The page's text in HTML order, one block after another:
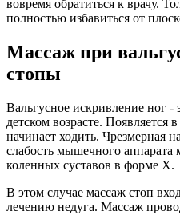
вовремя обратиться к врачу.
полностью избавиться от
Массаж при
стопы
Вальгусное искривление ног
детском возрасте. Появляется
начинает ходить. Чрезмерная
слабость мышечного аппарата
коленных суставов в форме X.
В этом случае массаж стоп
лечению недуга. Массаж